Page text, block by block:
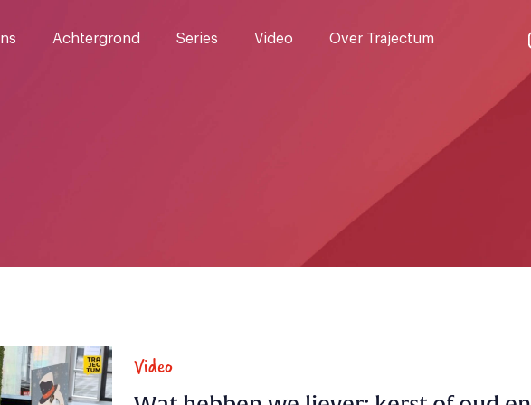
Achtergrond Series Video Over Trajectum
Video